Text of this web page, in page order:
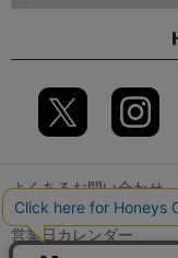
よくあるお問い合わせ
営業日カレンダー